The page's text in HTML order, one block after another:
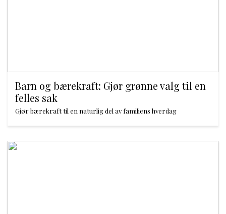
Barn og bærekraft: Gjør grønne valg til en
felles sak
Gjør bærekraft til en naturlig del av familiens hverdag